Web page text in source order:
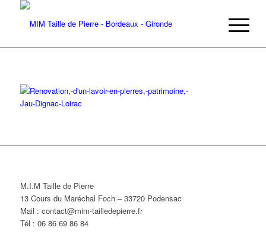
M.I.M Taille de Pierre
13 Cours du Maréchal Foch – 33720 Podensac
Mail : contact@mim-tailledepierre.fr
Tél : 06 86 69 86 84